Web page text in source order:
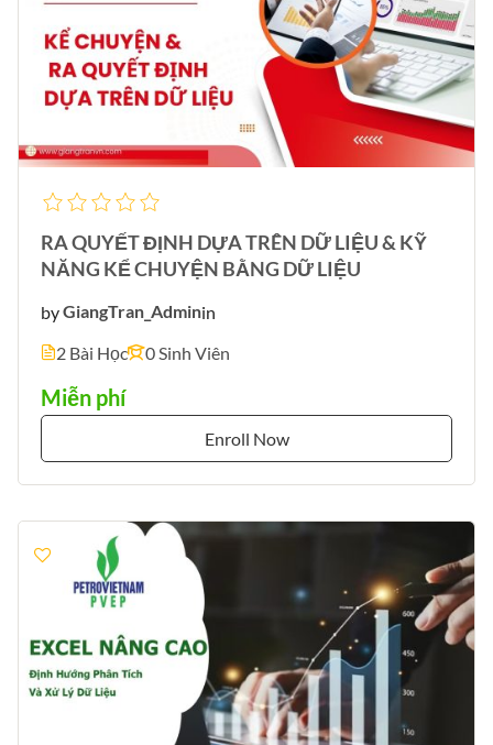
RA QUYẾT ĐỊNH DỰA TRÊN DỮ LIỆU & KỸ
NĂNG KỂ CHUYỆN BẰNG DỮ LIỆU
byGiangTran_Adminin
2 Bài Học
0 Sinh Viên
Miễn phí
Enroll Now